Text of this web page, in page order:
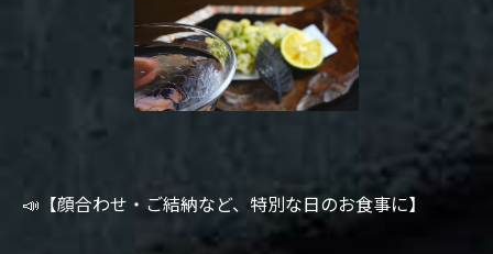
📣【顔合わせ・ご結納など、特別な日のお食事に】